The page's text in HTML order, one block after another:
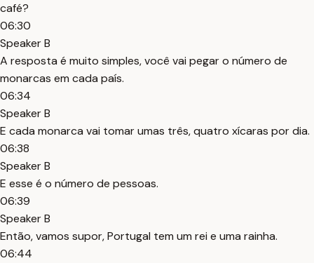
café?
06:30
Speaker B
A resposta é muito simples, você vai pegar o número de
monarcas em cada país.
06:34
Speaker B
E cada monarca vai tomar umas três, quatro xícaras por dia.
06:38
Speaker B
E esse é o número de pessoas.
06:39
Speaker B
Então, vamos supor, Portugal tem um rei e uma rainha.
06:44